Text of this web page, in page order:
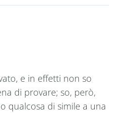
e in effetti non so
di provare; so, però,
qualcosa di simile a una